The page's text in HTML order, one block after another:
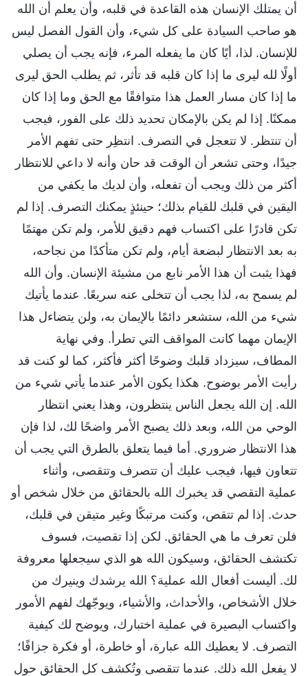
أن يمتلك الإنسان هذه القاعدة في قلبه، وأن يعلم أن الله
هو صاحب السيادة على كل شيء، وأن القول الفصل ليس
للإنسان. لذا، أيًا كان ما يفعله المرء، فإنه يجب أن يصلي
أولًا لله ليرى ما إذا كان قلبه قد تأثر، ثم يطلب الحق ليرى
ما إذا كان مسار العمل هذا متوافقًا مع الحق وما إذا كان
ممكنًا. إذا لم يكن بالإمكان تحديد ذلك على الفور، فيجب
أن تنتظر. لا تتعجل في التصرف. انتظِر حتى تفهم الأمر
جيدًا، وحتى تشعر أن الوقت قد حان وأنه لا داعي للانتظار
أكثر من ذلك ويجب أن تفعله، وأن لديك ما يكفي من
اليقين في قلبك للقيام بذلك؛ حينئذٍ يمكنك التصرف. إذا لم
تكن قادرًا على اكتساب فهم دقيق للأمر، ولم تكن مهتمًا
به بعد الانتظار لبضعة أيام، ولم تكن متأكدًا من نجاحه،
فهذا يثبت أن هذا الأمر نابع من مشيئة الإنسان. وأن الله
لم يسمح به، لذا يجب أن تتخلى عنه سريعًا. عندما يأتيك
شيء من الله، ستشعر دائمًا بالإيمان به، ولن يتضاءل هذا
الإيمان مهما كانت المواقف التي تطرأ. وفي نهاية
المطاف، سيزداد قلبك وضوحًا أكثر فأكثر، كما لو كنت قد
رأيت الأمر بوضوح. هكذا يكون الأمر عندما يأتي شيء من
الله. إن الله يجعل الناس ينتظرون، وهذا يعني انتظار
الوحي من الله، وبعد ذلك يصبح الأمر واضحًا لك، لذا فإن
هذا الانتظار ضروري. أما فيما يتعلق بالطرق التي يجب أن
تتعاون فيها، فيجب عليك أن تتصرف وتتقصى، وأثناء
عملية التقصي قد يخبرك الله بالحقائق من خلال شخص أو
حدث. إذا لم تتقص، وكنت مرتبكًا وغير متيقن في قلبك،
فلن تعرف ما هي الحقائق. لكن إذا تقصيت، فسوف
تكتشف الحقائق، وسيكون الله هو الذي سيجعلها معروفة
لك. أليست أفعال الله عملية؟ الله يرشدك وينيرك من
خلال الأشخاص، والأحداث، والأشياء، ويوجّهك لفهم الأمور
واكتساب البصيرة في عملية اختبارك، ويوضح لك كيفية
التصرف. لا يعطيك الله عبارة، أو خاطرة، أو فكرة جزافًا؛
لا يفعل الله ذلك. عندما تتقصى وتُكشف كل الحقائق حول